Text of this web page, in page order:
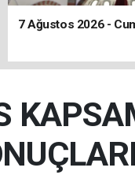
7 Ağustos 2026 -